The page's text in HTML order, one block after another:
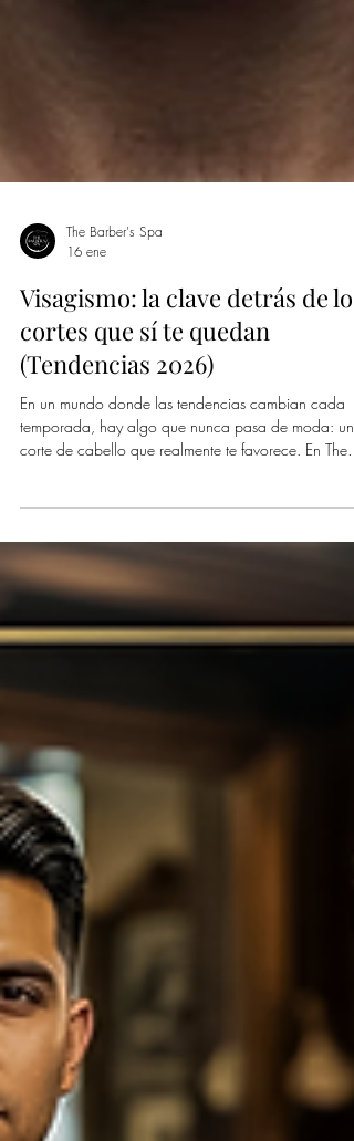
16 ene
Visagismo: la clave detrás de los
cortes que sí te quedan
(Tendencias 2026)
En un mundo donde las tendencias cambian cada
interpretamos, las adaptamos y, sobre todo, las
personalizamos. Por eso, el visagismo se ha
en uno de los pilares de nuestra forma de trabajar…
en 2026 será más importante que nunca.